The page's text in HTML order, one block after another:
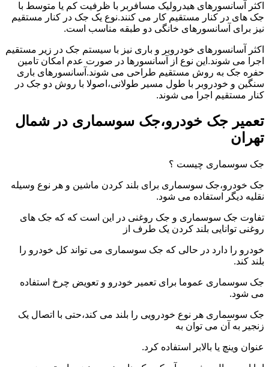
اکثر آسانسورهای هیدرولیک مسافربر با ظرفیت کم یا متوسط با
جک های در کنار مستقیم کار می کنند.نوع یک جک در کنار مستقیم
نیز برای آسانسورهای خانگی دو طبقه مناسب است.
اکثر آسانسورهای خودروبر و باری نیز با سیستم جک در زیر مستقیم
اجرا می شوند.این نوع از آسانسورها در صورت عدم امکان تامین
حفره جک به روش مستقیم طراحی می شوند.آسانسورهای باری
سنگین و خودروبر با طول مسیر طولانی،اصولا با روش دو جک در
کنار مستقیم اجرا می شوند.
تعمیر جک خودرو،جک سوسماری در شمال
تهران
جک سوسماری چیست ؟
جک خودرو،جک سوسماری برای بلند کردن ماشین و هر نوع وسیله
نقلیه دیگر استفاده می شود.
تفاوت جک سوسماری و جک روغنی در این است که که جک های
روغنی توانایی بلند کردن یک طرف از
خودرو را دارد در حالی که جک سوسماری می تواند کل خودرو را
بلند کند.
جک سوسماری عموما برای تعمیر خودرو و تعویض چرخ استفاده
می شود.
جک سوسماری هر نوع خودرویی را بلند می کند،حتی با اتصال یک
زنجیر به آن می توان به
عنوان وینچ یا بالابر استفاده کرد.